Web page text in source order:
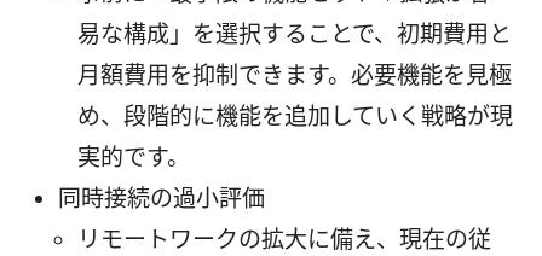
易な構成」を選択することで、初期費用と
月額費用を抑制できます。必要機能を見極
め、段階的に機能を追加していく戦略が現
実的です。
同時接続の過小評価
リモートワークの拡大に備え、現在の従